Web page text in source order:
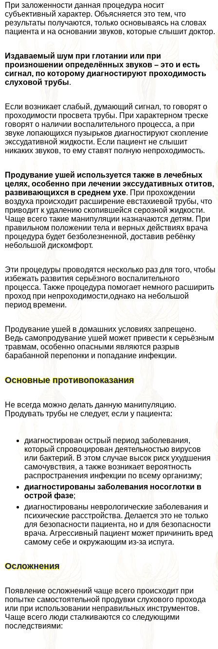
При заложенности данная процедypa носит
субъективный хаpaктер. Объясняется это тем, что
результаты получаются, только основываясь на словах
пациента и на основании звуков, которые слышит доктор.
Издаваемый шум при глотании или при
произношении определённых звуков – это и есть
сигнал, по которому диагностируют проходимость
слуховой трубы.
Если возникает слабый, думающий сигнал, то говорят о
проходимости просвета трубы. При хаpaктерном треске
говорят о наличии воспалительного процесса, а при
звуке лопающихся пузырьков диагностируют скопление
экссудативной жидкости. Если пациент не слышит
никаких звуков, то ему ставят полную непроходимость.
Продувание ушей используется также в лечебных
целях, особенно при лечении экссудативных отитов,
развивающихся в среднем ухе. При прохождении
воздуха происходит расширение евстахиевой трубы, что
приводит к удалению скопившейся серозной жидкости.
Чаще всего такие манипуляции назначаются детям. При
правильном положении тела и верных действиях врача
процедypa будет безболезненной, доставив ребёнку
небольшой дискомфорт.
Эти процедуры проводятся несколько раз для того, чтобы
избежать развития серьёзного воспалительного
процесса. Также процедypa помогает немного расширить
проход при непроходимости,однако на небольшой
период времени.
Продувание ушей в домашних условиях запрещено.
Ведь самопродувание ушей может привести к серьёзным
травмам, особенно опасными являются разрыв
баpaбанной перепонки и попадание инфекции.
Основные противопоказания
Не всегда можно делать данную манипуляцию.
Продувать трубы не следует, если у пациента:
диагностирован острый период заболевания,
который спровоцирован деятельностью вирусов
или бактерий. В этом случае высок риск ухудшения
самочувствия, а также возникает вероятность
распространения инфекции по всему организму;
диагностированы заболевания носоглотки в
острой фазе;
диагностированы неврологические заболевания и
психические расстройства. Делается это не только
для безопасности пациента, но и для безопасности
врача. Агрессивный пациент может причинить вред
самому себе и окружающим из-за испуга.
Осложнения
Появление осложнений чаще всего происходит при
попытке самостоятельной продувки слухового прохода
или при использовании неправильных инструментов.
Чаще всего люди сталкиваются со следующими
последствиями: